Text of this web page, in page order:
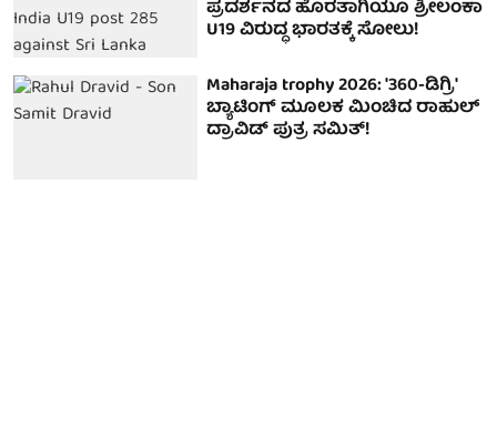
ಪ್ರದರ್ಶನದ ಹೊರತಾಗಿಯೂ ಶ್ರೀಲಂಕಾ
U19 ವಿರುದ್ಧ ಭಾರತಕ್ಕೆ ಸೋಲು!
Maharaja trophy 2026: '360-ಡಿಗ್ರಿ'
ಬ್ಯಾಟಿಂಗ್ ಮೂಲಕ ಮಿಂಚಿದ ರಾಹುಲ್
ದ್ರಾವಿಡ್ ಪುತ್ರ ಸಮಿತ್!